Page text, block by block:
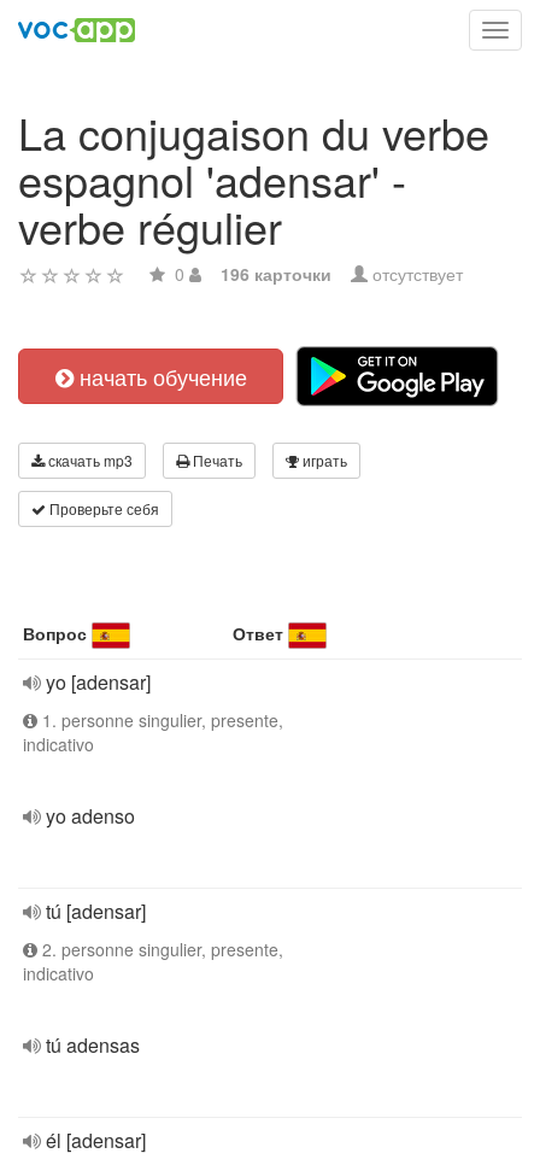
La conjugaison du verbe
espagnol 'adensar' -
verbe régulier
0 196 карточки отсутствует
начать обучение
скачать mp3 Печать играть
Проверьте себя
Вопрос Ответ
yo [adensar]
1. personne singulier, presente,
indicativo
yo adenso
tú [adensar]
2. personne singulier, presente,
indicativo
tú adensas
él [adensar]